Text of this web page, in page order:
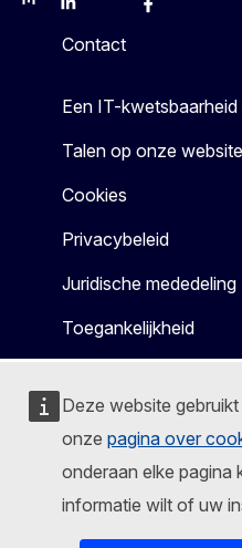
Deze website
onze pagina over
onderaan elke pagina
informatie wilt of uw
MastodonLinkedInBlueskyFacebook
Contact
Een IT-kwetsbaarheid
Talen op onze
Cookies
Privacybeleid
Juridische mededeling
Toegankelijkheid